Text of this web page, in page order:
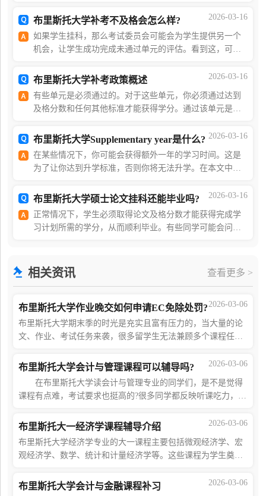
果你在阅读后有其他疑问，那么你可以点击蓝字，咨2026-03-16
布里斯托大学补考不及格会怎么样?
如果学生挂科，那么考试委员会可能会为学生提供另一个
机会，让学生成功完成未通过单元的评估。看到这，可能
别担心，继续阅读，或者点击蓝字联系海马课堂7*242026-03-16
布里斯托大学补考政策概述
有些单元是必须通过的。对于这些单元，你必须通过达到
及格分数和任何其他标准才能获得学分。通过该单元是证
不能获得补偿。但如果你不及格的单元允许你再次进2026-03-16
布里斯托大学Supplementary year是什么?
在某些情况下，你可能会获得额外一年的学习时间。这是
为了让你达到升学标准，否则你将无法升学。在本文中，
策。如果你有更多问题需要解答，请点击蓝字联系海马
2026-03-16
布里斯托大学硕士论文挂科还能毕业吗?
正常情况下，学生必须取得论文及格分数才能获得完成学
习计划所需的学分，从而顺利毕业。有些同学可能会问：
相关资讯 查看更多 >
2026-03-06
布里斯托大学作业晚交如何申请EC免除处罚?
布里斯托大学期末季的时光是充实且富有压力的，当大量的论
文、作业、考试任务来袭，很多留学生无法兼顾多个课程任务
交等情况。本文将为您详细介绍布里斯
2026-03-06
布里斯托大学会计与管理课程可以辅导吗?
在布里斯托大学读会计与管理专业的同学们，是不是觉得
课程有点难，考试要求也挺高的?很多同学都反映听课吃力，作
与管理专业可以找辅导吗?当然可以!
2026-03-06
布里斯托大一经济学课程辅导介绍
布里斯托大学经济学专业的大一课程主要包括微观经济学、宏
观经济学、数学、统计和计量经济学等。这些课程为学生奠定
础。为了帮助学生更好地学习布里斯托
2026-03-06
布里斯托大学会计与金融课程补习